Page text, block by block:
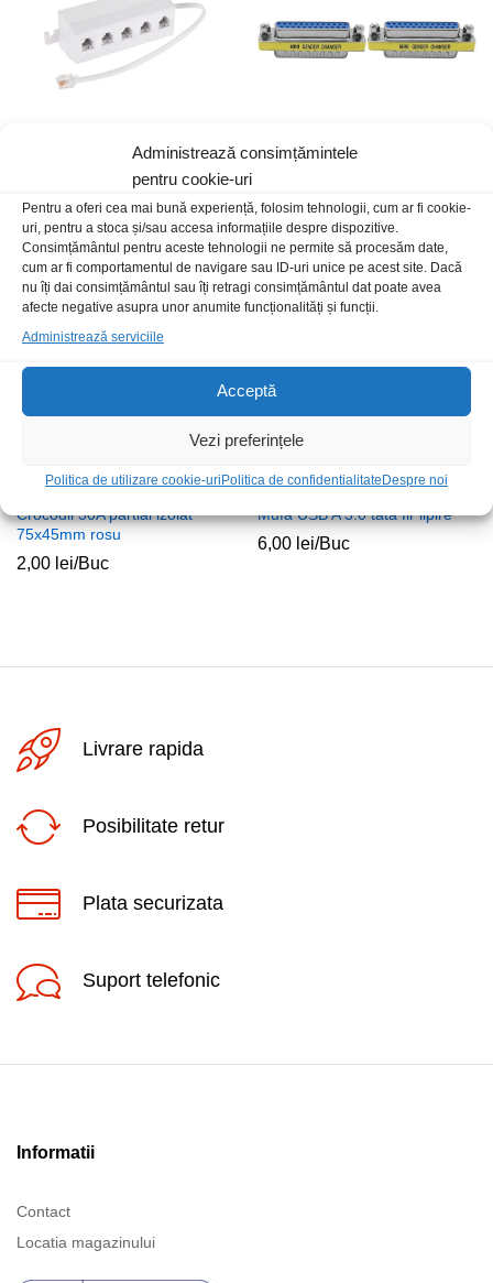
Administrează consimțămintele
pentru cookie-uri
Pentru a oferi cea mai bună experiență, folosim tehnologii, cum ar fi cookie-
uri, pentru a stoca și/sau accesa informațiile despre dispozitive.
Consimțământul pentru aceste tehnologii ne permite să procesăm date,
cum ar fi comportamentul de navigare sau ID-uri unice pe acest site. Dacă
nu îți dai consimțământul sau îți retragi consimțământul dat poate avea
afecte negative asupra unor anumite funcționalități și funcții.
Administrează serviciile
Acceptă
Vezi preferințele
Politica de utilizare cookie-uriPolitica de confidentialitateDespre noi
Adaptor 6P4C-5x6P4C t-m
15,00lei /Buc
12,00lei/Buc
Crocodil 30A partial izolat
75x45mm rosu
2,00 lei/Buc
Mufa USB A 3.0 tata fir lipire
6,00 lei/Buc
Livrare rapida
Posibilitate retur
Plata securizata
Suport telefonic
Informatii
Contact
Locatia magazinului